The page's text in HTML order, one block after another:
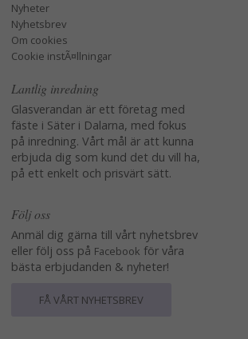
Nyheter
Nyhetsbrev
Om cookies
Cookie instÃ¤llningar
Lantlig inredning
Glasverandan är ett företag med
fäste i Säter i Dalarna, med fokus
på inredning. Vårt mål är att kunna
erbjuda dig som kund det du vill ha,
på ett enkelt och prisvärt sätt.
Följ oss
Anmäl dig gärna till vårt nyhetsbrev
eller följ oss på Facebook för våra
bästa erbjudanden & nyheter!
FÅ VÅRT NYHETSBREV